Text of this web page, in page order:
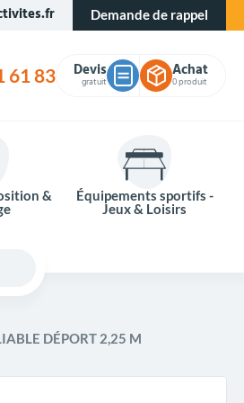
Demande de rappel
61 83 Devis
gratuit
Achat
0 produit
&
Équipements sportifs -
Jeux & Loisirs
DÉPORT 2,25 M